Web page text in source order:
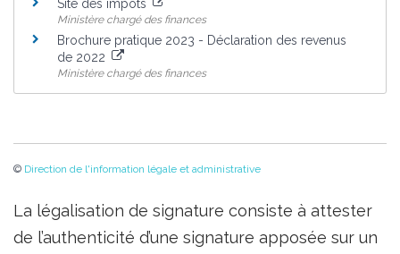
Site des impôts
Ministère chargé des finances
Brochure pratique 2023 - Déclaration des revenus
de 2022
Ministère chargé des finances
© Direction de l'information légale et administrative
La légalisation de signature consiste à attester
de l’authenticité d’une signature apposée sur un